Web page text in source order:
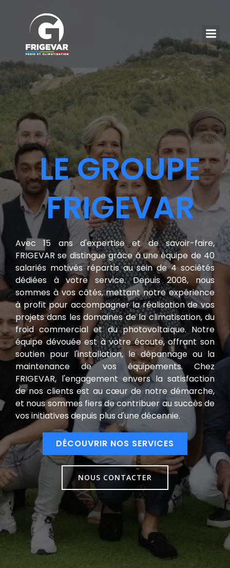
LE GROUPE
FRIGEVAR
Avec 15 ans d'expertise et de savoir-faire,
FRIGEVAR se distingue grâce à une équipe de 40
salariés motivés répartis au sein de 4 sociétés
dédiées à votre service. Depuis 2008, nous
sommes à vos côtés, mettant notre expérience
à profit pour accompagner la réalisation de vos
projets dans les domaines de la climatisation, du
froid commercial et du photovoltaïque. Notre
équipe dévouée est à votre écoute, offrant son
soutien pour l'installation, le dépannage ou la
maintenance de vos équipements. Chez
FRIGEVAR, l'engagement envers la satisfaction
de nos clients est au cœur de notre démarche,
et nous sommes fiers de contribuer au succès de
vos initiatives depuis plus d'une décennie.
DÉCOUVRIR NOS SERVICES
NOUS CONTACTER